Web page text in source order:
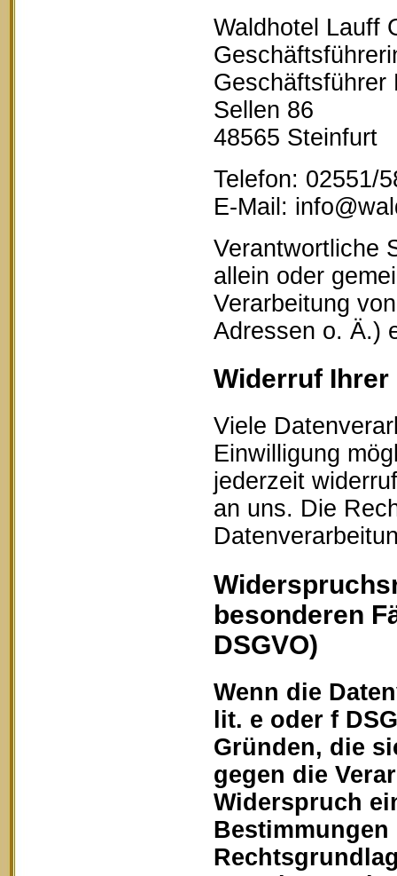
Waldhotel Lauff
Geschäftsführer
Sellen 86
48565 Steinfurt
Telefon: 02551/
E-Mail:
Verantwortliche
allein oder
Verarbeitung
Adressen o. Ä.)
Widerruf
Viele
Einwilligung
jederzeit
an uns. Die
besonderen
DSGVO)
Wenn die
lit. e oder f
Gründen, die
gegen die
Widerspruch